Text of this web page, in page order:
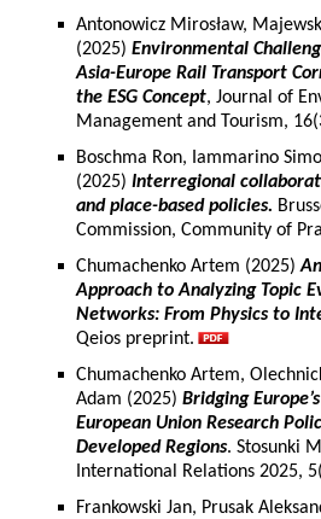
Antonowicz Mirosław,
(2025) Environmental
Asia-Europe Rail Transport
the ESG Concept, Journal of
Management and Tourism,
Boschma Ron, Iammarino
(2025) Interregional
and place-based policies.
Commission, Community of
Chumachenko Artem (2025)
Approach to Analyzing Topic
Networks: From Physics to
Qeios preprint.
Chumachenko Artem,
Adam (2025) Bridging
European Union Research
Developed Regions. Stosunki
International Relations 2025,
Frankowski Jan, Prusak